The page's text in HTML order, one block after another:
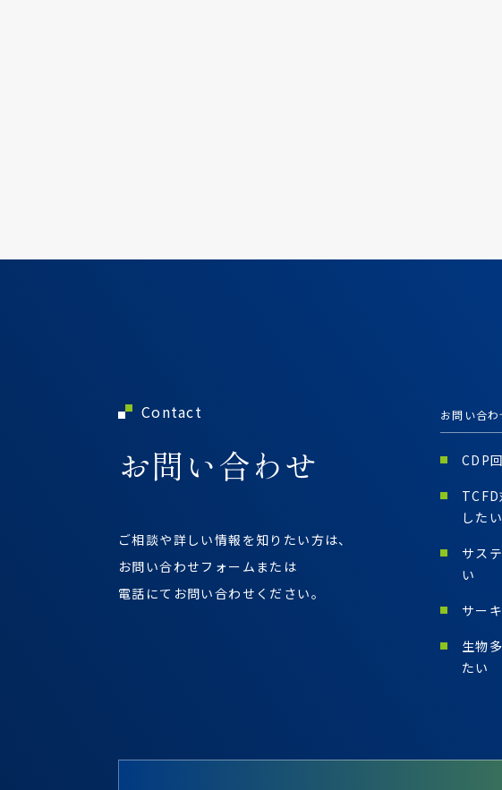
Contact
お問い合わせ
ご相談や詳しい情報を知りたい方は、
お問い合わせフォームまたは
電話にてお問い合わせください。
お問い合わ
CDP
したい
サス
い
サー
生物
たい